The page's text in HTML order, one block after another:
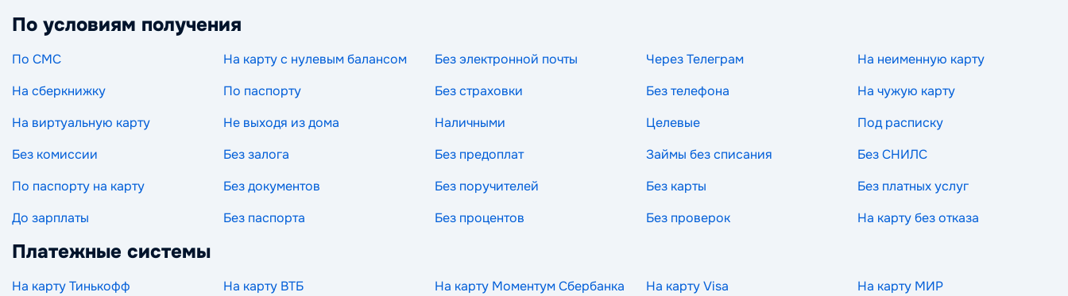
По условиям получения
По СМС На карту с нулевым балансом Без электронной почты Через Телеграм
На неименную карту
На сберкнижку
По паспорту Без страховки Без телефона
На чужую карту
На виртуальную карту
Не выходя из дома Наличными Целевые
Под расписку
Без комиссии
Без залога Без предоплат Займы без списания
Без СНИЛС
По паспорту на карту
Без документов Без поручителей Без карты
Без платных услуг
До зарплаты
Без паспорта Без процентов Без проверок На карту без отказа
Платежные системы
На карту Тинькофф На карту ВТБ На карту Моментум Сбербанка На карту Visa
На карту МИР